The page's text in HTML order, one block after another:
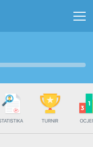
TURNIR